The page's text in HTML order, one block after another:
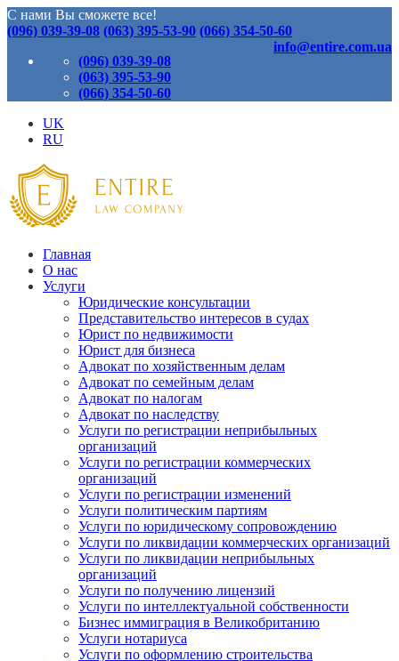
С нами Вы сможете все!
(096) 039-39-08 (063) 395-53-90 (066) 354-50-60
info@entire.com.ua
(096) 039-39-08
(063) 395-53-90
(066) 354-50-60
UK
RU
Главная
О нас
Услуги
Юридические консультации
Представительство интересов в судах
Юрист по недвижимости
Юрист для бизнеса
Адвокат по хозяйственным делам
Адвокат по семейным делам
Адвокат по налогам
Адвокат по наследству
Услуги по регистрации неприбыльных
организаций
Услуги по регистрации коммерческих
организаций
Услуги по регистрации изменений
Услуги политическим партиям
Услуги по юридическому сопровождению
Услуги по ликвидации коммерческих организаций
Услуги по ликвидации неприбыльных
организаций
Услуги по получению лицензий
Услуги по интеллектуальной собственности
Бизнес иммиграция в Великобританию
Услуги нотариуса
Услуги по оформлению строительства